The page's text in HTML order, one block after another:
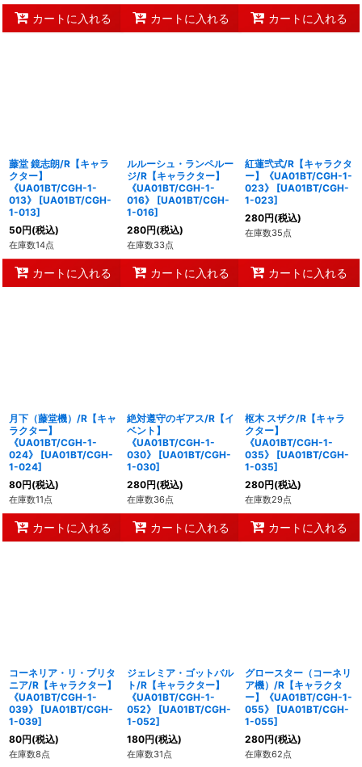
カートに入れる カートに入れる カートに入れる
藤堂 鏡志朗/R【キャラ
クター】
《UA01BT/CGH-1-
013》
[UA01BT/CGH-
1-013]
50円(税込)
在庫数14点
カートに入れる
ルルーシュ・ランペルー
ジ/R【キャラクター】
《UA01BT/CGH-1-
016》
[UA01BT/CGH-
1-016]
280円(税込)
在庫数33点
カートに入れる
紅蓮弐式/R【キャラクタ
ー】《UA01BT/CGH-1-
023》
[UA01BT/CGH-
1-023]
280円(税込)
在庫数35点
カートに入れる
月下（藤堂機）/R【キャ
ラクター】
《UA01BT/CGH-1-
024》
[UA01BT/CGH-
1-024]
80円(税込)
在庫数11点
カートに入れる
絶対遵守のギアス/R【イ
ベント】
《UA01BT/CGH-1-
030》
[UA01BT/CGH-
1-030]
280円(税込)
在庫数36点
カートに入れる
枢木 スザク/R【キャラ
クター】
《UA01BT/CGH-1-
035》
[UA01BT/CGH-
1-035]
280円(税込)
在庫数29点
カートに入れる
コーネリア・リ・ブリタ
ニア/R【キャラクター】
《UA01BT/CGH-1-
039》
[UA01BT/CGH-
1-039]
80円(税込)
在庫数8点
ジェレミア・ゴットバル
ト/R【キャラクター】
《UA01BT/CGH-1-
052》
[UA01BT/CGH-
1-052]
180円(税込)
在庫数31点
グロースター（コーネリ
ア機）/R【キャラクタ
ー】《UA01BT/CGH-1-
055》
[UA01BT/CGH-
1-055]
280円(税込)
在庫数62点